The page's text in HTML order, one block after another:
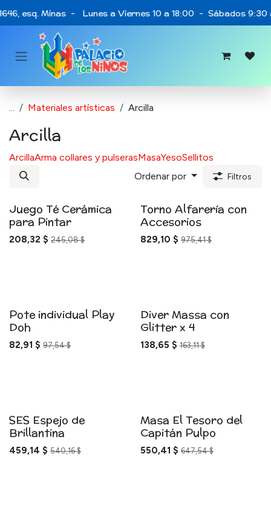
esq. Minas - Lunes a Viernes 10 a 18:00 - Sábados 9:30 a
... Materiales artísticas Arcilla
Arcilla
ArcillaArma collares y pulserasMasaYesoSellitos
Ordenar por
Filtros
Juego Té Cerámica
para Pintar
208,32 $ 245,08$
Torno Alfarería con
Accesorios
829,10 $ 975,41$
Pote individual Play
Doh
82,91 $ 97,54$
Diver Massa con
Glitter x 4
138,65 $ 163,11$
SES Espejo de
Brillantina
459,14 $ 540,16$
Masa El Tesoro del
Capitán Pulpo
550,41 $ 647,54$